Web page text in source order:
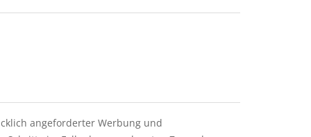
angeforderter Werbung und